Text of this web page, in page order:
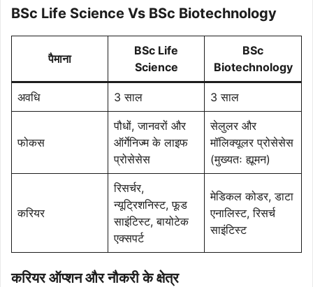
BSc Life Science Vs BSc Biotechnology
पैमाना
BSc Life
Science
BSc
Biotechnology
अवधि 3 साल 3 साल
फोकस
पौधों, जानवरों और
ऑर्गेनिज्म के लाइफ
प्रोसेसेस
सेलुलर और
मॉलिक्यूलर प्रोसेसेस
(मुख्यतः ह्यूमन)
करियर
रिसर्चर,
न्यूट्रिशनिस्ट, फूड
साइंटिस्ट, बायोटेक
एक्सपर्ट
मेडिकल कोडर, डाटा
एनालिस्ट, रिसर्च
साइंटिस्ट
करियर ऑप्शन और नौकरी के क्षेत्र